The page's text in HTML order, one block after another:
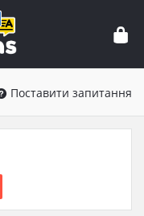
Поставити запитання